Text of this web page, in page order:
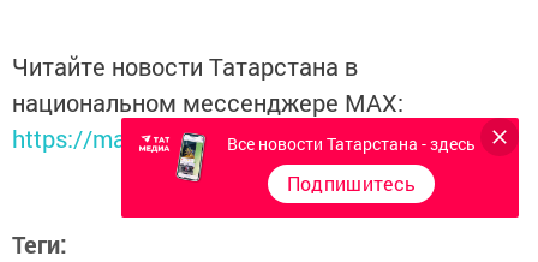
Читайте новости Татарстана в
национальном мессенджере MАХ:
https://max.ru/tatmedia
Теги:
Все новости Татарстана - здесь
Подпишитесь